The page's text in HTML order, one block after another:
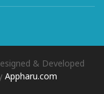
& Developed
Appharu.com